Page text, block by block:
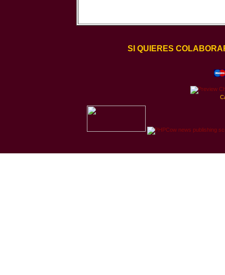
SI QUIERES